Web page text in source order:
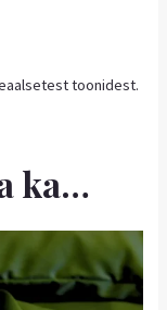
toonidest.
ka…